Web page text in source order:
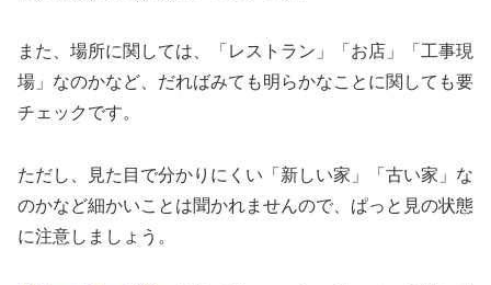
また、場所に関しては、「レストラン」「お店」「工事現
場」なのかなど、だればみても明らかなことに関しても要
チェックです。
ただし、見た目で分かりにくい「新しい家」「古い家」な
のかなど細かいことは聞かれませんので、ぱっと見の状態
に注意しましょう。